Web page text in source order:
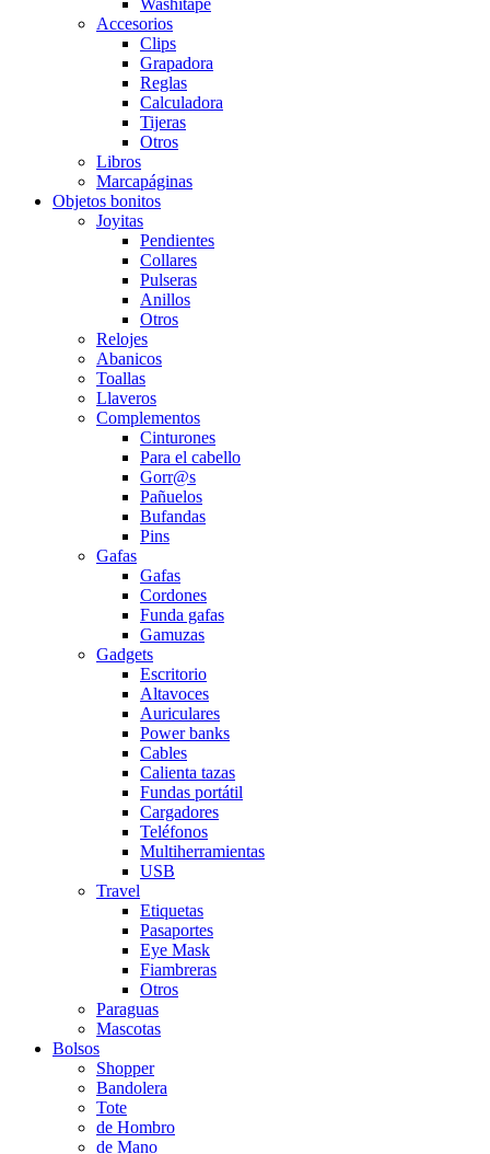
Accesorios
Clips
Grapadora
Reglas
Calculadora
Tijeras
Otros
Libros
Marcapáginas
Objetos bonitos
Joyitas
Pendientes
Collares
Pulseras
Anillos
Otros
Relojes
Abanicos
Toallas
Llaveros
Complementos
Cinturones
Para el cabello
Gorr@s
Pañuelos
Bufandas
Pins
Gafas
Gafas
Cordones
Funda gafas
Gamuzas
Gadgets
Escritorio
Altavoces
Auriculares
Power banks
Cables
Calienta tazas
Fundas portátil
Cargadores
Teléfonos
Multiherramientas
USB
Travel
Etiquetas
Pasaportes
Eye Mask
Fiambreras
Otros
Paraguas
Mascotas
Bolsos
Shopper
Bandolera
Tote
de Hombro
de Mano